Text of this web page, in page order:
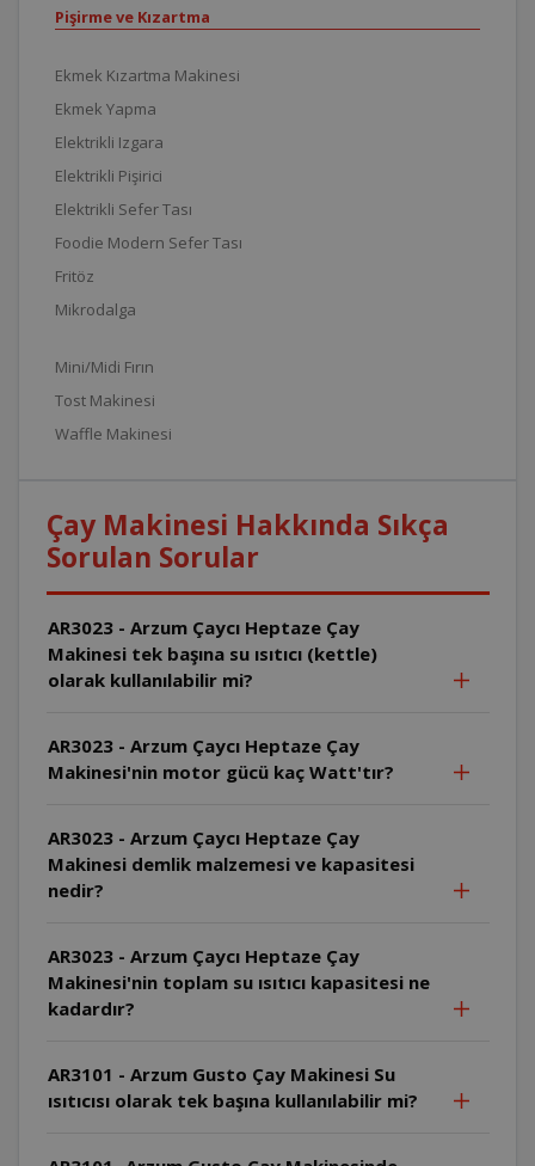
Pişirme ve Kızartma
Ekmek Kızartma Makinesi
Ekmek Yapma
Elektrikli Izgara
Elektrikli Pişirici
Elektrikli Sefer Tası
Foodie Modern Sefer Tası
Fritöz
Mikrodalga
Mini/Midi Fırın
Tost Makinesi
Waffle Makinesi
Çay Makinesi Hakkında Sıkça
Sorulan Sorular
AR3023 - Arzum Çaycı Heptaze Çay
Makinesi tek başına su ısıtıcı (kettle)
olarak kullanılabilir mi?
AR3023 - Arzum Çaycı Heptaze Çay
Makinesi'nin motor gücü kaç Watt'tır?
AR3023 - Arzum Çaycı Heptaze Çay
Makinesi demlik malzemesi ve kapasitesi
nedir?
AR3023 - Arzum Çaycı Heptaze Çay
Makinesi'nin toplam su ısıtıcı kapasitesi ne
kadardır?
AR3101 - Arzum Gusto Çay Makinesi Su
ısıtıcısı olarak tek başına kullanılabilir mi?